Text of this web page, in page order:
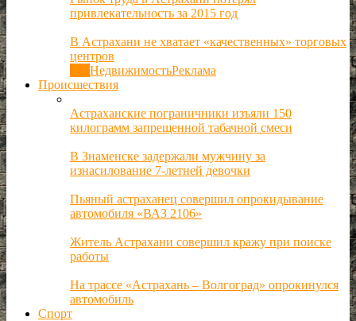
привлекательность за 2015 год
В Астрахани не хватает «качественных» торговых
центров
НедвижимостьРеклама
Происшествия
Астраханские пограничники изъяли 150
килограмм запрещенной табачной смеси
В Знаменске задержали мужчину за
изнасилование 7-летней девочки
Пьяный астраханец совершил опрокидывание
автомобиля «ВАЗ 2106»
Житель Астрахани совершил кражу при поиске
работы
На трассе «Астрахань – Волгоград» опрокинулся
автомобиль
Спорт